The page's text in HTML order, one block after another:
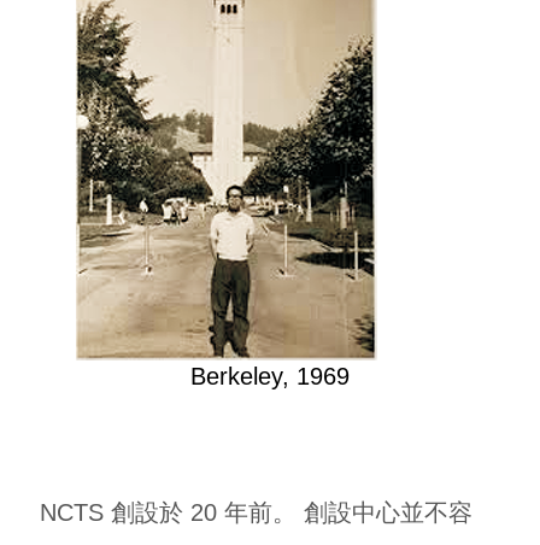
Berkeley, 1969
NCTS 創設於 20 年前。 創設中心並不容